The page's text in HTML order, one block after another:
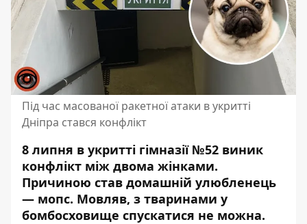
Під час масованої ракетної атаки в укритті
Дніпра стався конфлікт
8 липня в укритті гімназії №52 виник
конфлікт між двома жінками.
Причиною став домашній улюбленець
— мопс. Мовляв, з тваринами у
бомбосховище спускатися не можна.